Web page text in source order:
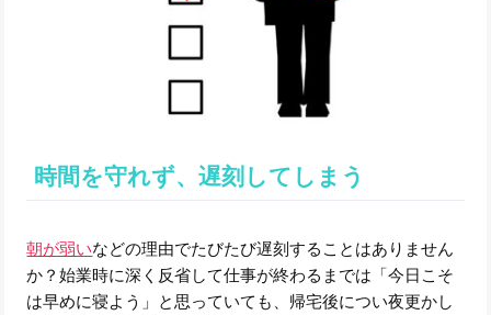
時間を守れず、遅刻してしまう
朝が弱いなどの理由でたびたび遅刻することはありません
か？始業時に深く反省して仕事が終わるまでは「今日こそ
は早めに寝よう」と思っていても、帰宅後につい夜更かし